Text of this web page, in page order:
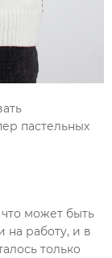
пастельных
может быть
на работу, и в
только